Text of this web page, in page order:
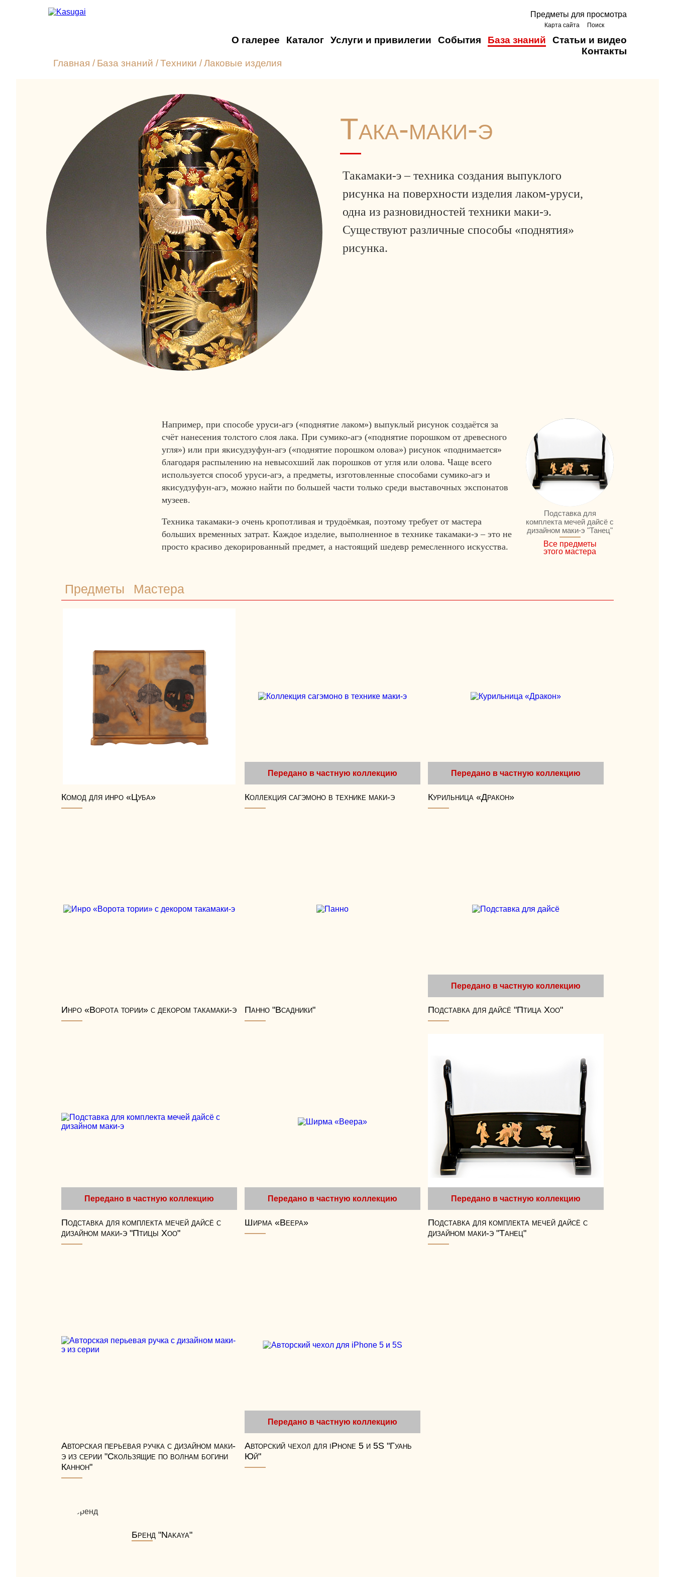
Предметы для просмотра
Карта сайта Поиск
О галерее Каталог Услуги и привилегии События База знаний
Статьи и видео
Контакты
Главная / База знаний /Техники /Лаковые изделия
Така-маки-э
Такамаки-э – техника создания выпуклого
рисунка на поверхности изделия лаком-уруси,
одна из разновидностей техники маки-э.
Существуют различные способы «поднятия»
рисунка.
Например, при способе уруси-агэ («поднятие лаком») выпуклый рисунок создаётся за
счёт нанесения толстого слоя лака. При сумико-агэ («поднятие порошком от древесного
угля») или при якисудзуфун-агэ («поднятие порошком олова») рисунок «поднимается»
благодаря распылению на невысохший лак порошков от угля или олова. Чаще всего
используется способ уруси-агэ, а предметы, изготовленные способами сумико-агэ и
якисудзуфун-агэ, можно найти по большей части только среди выставочных экспонатов
музеев.
Техника такамаки-э очень кропотливая и трудоёмкая, поэтому требует от мастера
больших временных затрат. Каждое изделие, выполненное в технике такамаки-э – это не
просто красиво декорированный предмет, а настоящий шедевр ремесленного искусства.
Подставка для
комплекта мечей дайсё с
дизайном маки-э "Танец"
Все предметы
этого мастера
Предметы Мастера
Комод для инро «Цуба»
Передано в частную коллекцию
Коллекция сагэмоно в технике маки-э
Передано в частную коллекцию
Курильница «Дракон»
Инро «Ворота тории» с декором такамаки-э Панно "Всадники"
Передано в частную коллекцию
Подставка для дайсё "Птица Хоо"
Передано в частную коллекцию
Подставка для комплекта мечей дайсё с
дизайном маки-э "Птицы Хоо"
Передано в частную коллекцию
Ширма «Веера»
Передано в частную коллекцию
Подставка для комплекта мечей дайсё с
дизайном маки-э "Танец"
Авторская перьевая ручка с дизайном маки-
э из серии "Скользящие по волнам богини
Каннон"
Передано в частную коллекцию
Авторский чехол для iPhone 5 и 5S "Гуань
Юй"
Бренд "Nakaya"